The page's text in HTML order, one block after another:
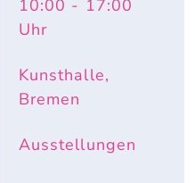
10:00 - 17:00
Uhr
Kunsthalle,
Bremen
Ausstellungen